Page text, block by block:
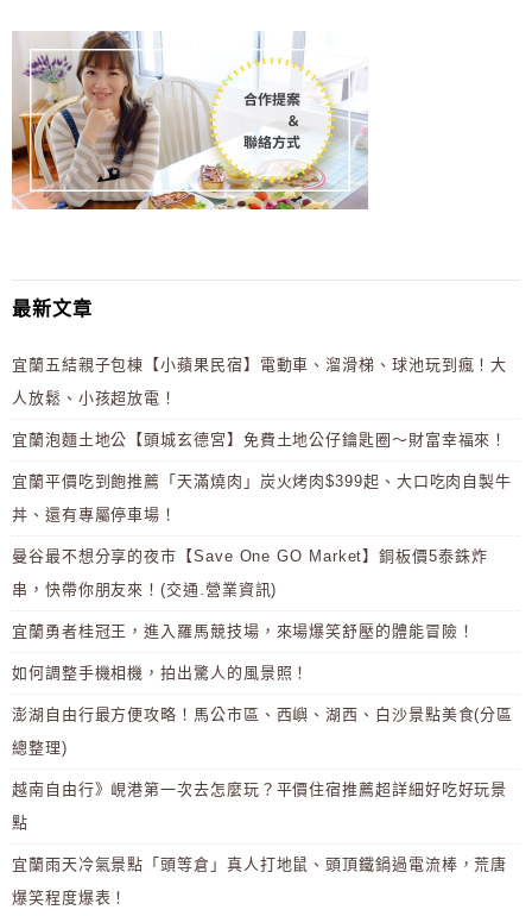
最新文章
宜蘭五結親子包棟【小蘋果民宿】電動車、溜滑梯、球池玩到瘋！大
人放鬆、小孩超放電！
宜蘭泡麵土地公【頭城玄德宮】免費土地公仔鑰匙圈～財富幸福來！
宜蘭平價吃到飽推薦「天滿燒肉」炭火烤肉$399起、大口吃肉自製牛
丼、還有專屬停車場！
曼谷最不想分享的夜市【Save One GO Market】銅板價5泰銖炸
串，快帶你朋友來！(交通.營業資訊)
宜蘭勇者桂冠王，進入羅馬競技場，來場爆笑舒壓的體能冒險！
如何調整手機相機，拍出驚人的風景照！
澎湖自由行最方便攻略！馬公市區、西嶼、湖西、白沙景點美食(分區
總整理)
越南自由行》峴港第一次去怎麼玩？平價住宿推薦超詳細好吃好玩景
點
宜蘭雨天冷氣景點「頭等倉」真人打地鼠、頭頂鐵鍋過電流棒，荒唐
爆笑程度爆表！